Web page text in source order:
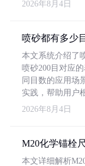
2026年8月4日
喷砂都有多少目
本文系统介绍了
喷砂200目对应
同目数的应用场
实践，帮助用户
2026年8月4日
M20化学锚栓
本文详细解析